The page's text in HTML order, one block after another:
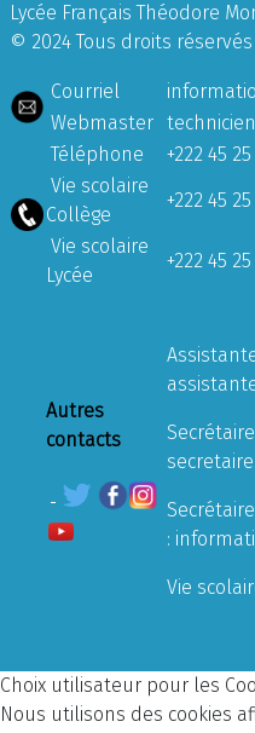
Lycée Français Théodore
© 2024 Tous droits réservés
Courriel
Webmaster
Téléphone
+222 45
Vie scolaire
Collège
+222 45
Vie scolaire
Lycée
+222 45
Autres
contacts
:
Vie
Choix utilisateur pour les
Nous utilisons des cookies